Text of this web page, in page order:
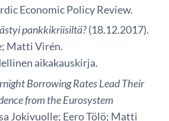
Economic Policy Review.
pankkikriisiltä?(18.12.2017).
Matti Virén.
aikakauskirja.
Borrowing Rates Lead Their
from the Eurosystem
Jokivuolle; Eero Tölö; Matti